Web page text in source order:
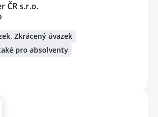
ČR s.r.o.
Zkrácený úvazek
pro absolventy